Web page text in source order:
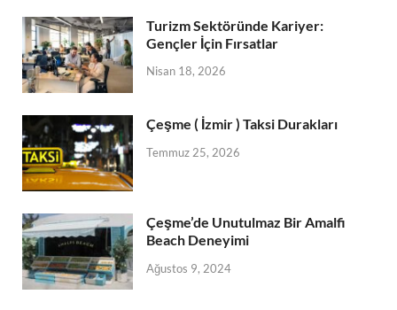
Turizm Sektöründe Kariyer:
Gençler İçin Fırsatlar
Nisan 18, 2026
Çeşme ( İzmir ) Taksi Durakları
Temmuz 25, 2026
Çeşme’de Unutulmaz Bir Amalfi
Beach Deneyimi
Ağustos 9, 2024